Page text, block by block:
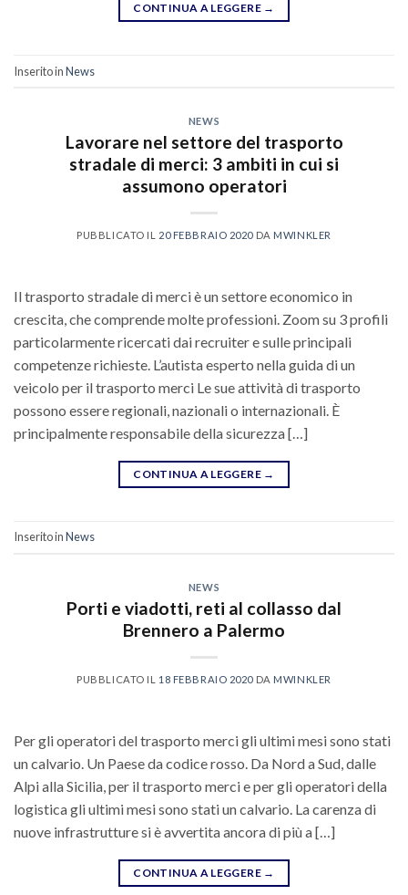
CONTINUA A LEGGERE →
Inserito inNews
NEWS
Lavorare nel settore del trasporto
stradale di merci: 3 ambiti in cui si
assumono operatori
PUBBLICATO IL 20 FEBBRAIO 2020 DA MWINKLER
Il trasporto stradale di merci è un settore economico in
crescita, che comprende molte professioni. Zoom su 3 profili
particolarmente ricercati dai recruiter e sulle principali
competenze richieste. L’autista esperto nella guida di un
veicolo per il trasporto merci Le sue attività di trasporto
possono essere regionali, nazionali o internazionali. È
principalmente responsabile della sicurezza […]
CONTINUA A LEGGERE →
Inserito inNews
NEWS
Porti e viadotti, reti al collasso dal
Brennero a Palermo
PUBBLICATO IL 18 FEBBRAIO 2020 DA MWINKLER
Per gli operatori del trasporto merci gli ultimi mesi sono stati
un calvario. Un Paese da codice rosso. Da Nord a Sud, dalle
Alpi alla Sicilia, per il trasporto merci e per gli operatori della
logistica gli ultimi mesi sono stati un calvario. La carenza di
nuove infrastrutture si è avvertita ancora di più a […]
CONTINUA A LEGGERE →